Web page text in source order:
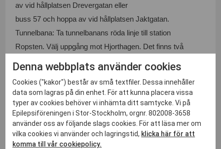
av vid hållplatsen Drevergatan eller
buss 57 och hoppa av vid hållplatsen Jaktgatan.
Tunnelbana: Ta tunnelbanans röda linje till station
Ropsten. Välj uppgång mot Hjorthagen. Det finns två
det cirka 10 minuters promenad till museet.
Kostnad:
Föreningen bjuder medlemmar på inträdet.
Anmälan:Till kansliet senast 1 september,
info@epistockholm.se / 08–650 81 50
Denna webbplats använder cookies
Cookies ("kakor") består av små textfiler. Dessa innehåller
data som lagras på din enhet. För att kunna placera vissa
typer av cookies behöver vi inhämta ditt samtycke. Vi på
Epilepsiföreningen i Stor-Stockholm, orgnr. 802008-3658
använder oss av följande slags cookies. För att läsa mer om
vilka cookies vi använder och lagringstid, klicka här för att
komma till vår cookiepolicy.